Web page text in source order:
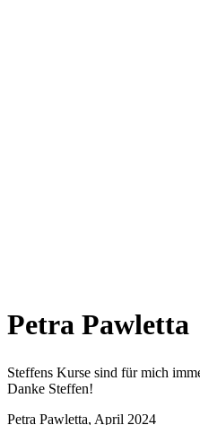
Petra Pawletta
Steffens Kurse sind für mich
Danke Steffen!
Petra Pawletta, April 2024